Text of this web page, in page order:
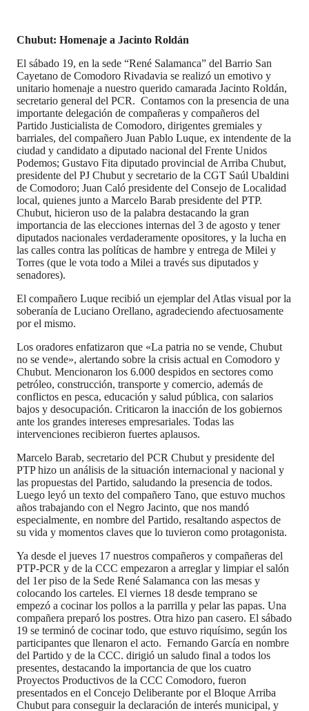
Chubut: Homenaje a Jacinto Roldán
El sábado 19, en la sede “René Salamanca” del Barrio San
Cayetano de Comodoro Rivadavia se realizó un emotivo y
unitario homenaje a nuestro querido camarada Jacinto Roldán,
secretario general del PCR. Contamos con la presencia de una
importante delegación de compañeras y compañeros del
Partido Justicialista de Comodoro, dirigentes gremiales y
barriales, del compañero Juan Pablo Luque, ex intendente de la
ciudad y candidato a diputado nacional del Frente Unidos
Podemos; Gustavo Fita diputado provincial de Arriba Chubut,
presidente del PJ Chubut y secretario de la CGT Saúl Ubaldini
de Comodoro; Juan Caló presidente del Consejo de Localidad
local, quienes junto a Marcelo Barab presidente del PTP.
Chubut, hicieron uso de la palabra destacando la gran
importancia de las elecciones internas del 3 de agosto y tener
diputados nacionales verdaderamente opositores, y la lucha en
las calles contra las políticas de hambre y entrega de Milei y
Torres (que le vota todo a Milei a través sus diputados y
senadores).
El compañero Luque recibió un ejemplar del Atlas visual por la
soberanía de Luciano Orellano, agradeciendo afectuosamente
por el mismo.
Los oradores enfatizaron que «La patria no se vende, Chubut
no se vende», alertando sobre la crisis actual en Comodoro y
Chubut. Mencionaron los 6.000 despidos en sectores como
petróleo, construcción, transporte y comercio, además de
conflictos en pesca, educación y salud pública, con salarios
bajos y desocupación. Criticaron la inacción de los gobiernos
ante los grandes intereses empresariales. Todas las
intervenciones recibieron fuertes aplausos.
Marcelo Barab, secretario del PCR Chubut y presidente del
PTP hizo un análisis de la situación internacional y nacional y
las propuestas del Partido, saludando la presencia de todos.
Luego leyó un texto del compañero Tano, que estuvo muchos
años trabajando con el Negro Jacinto, que nos mandó
especialmente, en nombre del Partido, resaltando aspectos de
su vida y momentos claves que lo tuvieron como protagonista.
Ya desde el jueves 17 nuestros compañeros y compañeras del
PTP-PCR y de la CCC empezaron a arreglar y limpiar el salón
del 1er piso de la Sede René Salamanca con las mesas y
colocando los carteles. El viernes 18 desde temprano se
empezó a cocinar los pollos a la parrilla y pelar las papas. Una
compañera preparó los postres. Otra hizo pan casero. El sábado
19 se terminó de cocinar todo, que estuvo riquísimo, según los
participantes que llenaron el acto. Fernando García en nombre
del Partido y de la CCC. dirigió un saludo final a todos los
presentes, destacando la importancia de que los cuatro
Proyectos Productivos de la CCC Comodoro, fueron
presentados en el Concejo Deliberante por el Bloque Arriba
Chubut para conseguir la declaración de interés municipal, y